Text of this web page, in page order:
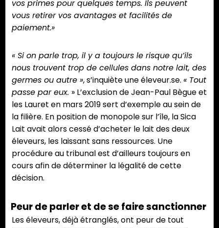
vos primes pour quelques temps. Ils peuvent
vous retirer vos avantages et facilités de
paiement.»
« Si on parle trop, il y a toujours le risque qu’ils
nous trouvent trop de cellules dans notre lait, des
germes ou autre », s’inquiète une éleveur.se. « Tout
passe par eux. » L’exclusion de Jean-Paul Bègue et
les Lauret en mars 2019 sert d’exemple au sein de
la filière. En position de monopole sur l’île, la Sica
Lait avait alors cessé d’acheter le lait des deux
éleveurs, les laissant sans ressources. Une
procédure au tribunal est d’ailleurs toujours en
cours afin de déterminer la légalité de cette
décision.
Peur de parler et de se faire sanctionner
Les éleveurs, déjà étranglés, ont peur de tout